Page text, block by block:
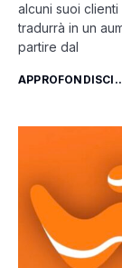
alcuni suoi
tradurrà in un
partire dal